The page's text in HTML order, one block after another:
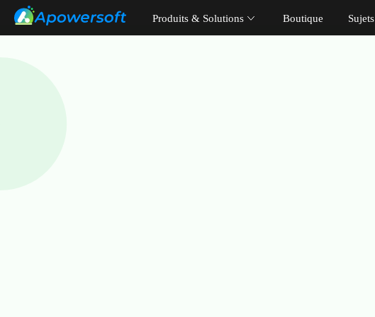
Produits & Solutions Boutique Sujets